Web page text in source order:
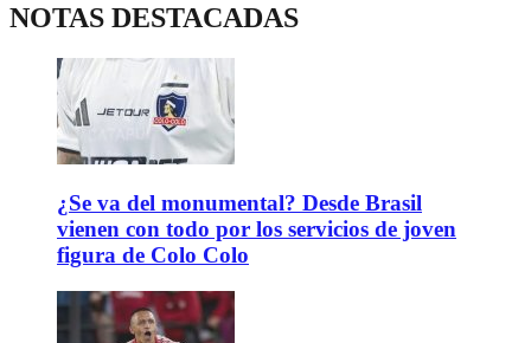
NOTAS DESTACADAS
¿Se va del monumental? Desde Brasil
vienen con todo por los servicios de joven
figura de Colo Colo